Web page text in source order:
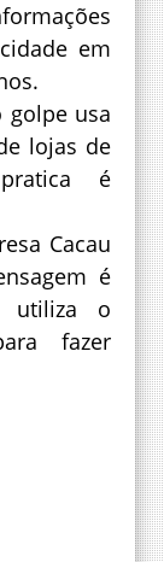
em
golpe usa
lojas de
é
Cacau
é
utiliza o
fazer